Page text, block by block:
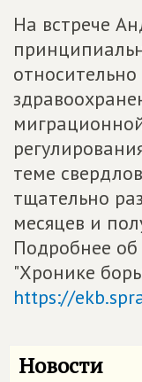
На встрече
теме
тщательно
месяцев и
Подробнее
"Хронике
https://
Новости